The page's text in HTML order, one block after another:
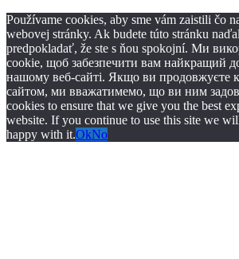
Používame cookies, aby sme vám zaistili čo
webovej stránky. Ak budete túto stránku
predpokladať, že ste s ňou spokojní. Ми
cookie, щоб забезпечити вам найкращий
нашому веб-сайті. Якщо ви продовжуєте
сайтом, ми вважатимемо, що ви ним
cookies to ensure that we give you the best
website. If you continue to use this site we
happy with it.OkNo